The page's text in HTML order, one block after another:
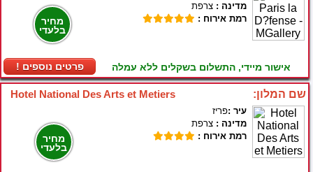
מחיר
בלעדי
! פרטים נוספים
מדינה : צרפת
רמת אירוח :
אישור מיידי, התשלום בשקלים ללא עמלה
Hotel National Des Arts et Metiers שם המלון:
מחיר
בלעדי
עיר :פריז
מדינה : צרפת
רמת אירוח :